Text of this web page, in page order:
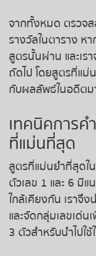
จากทั้งหมด ตรวจ
รางวัลในตาราง ห
สูตรนั้นผ่าน และเร
ถัดไป โดยสูตรที่แ
กับผลลัพธ์ในอดีตม
เทคนิคการ
ที่แม่นที่สุด
สูตรที่แม่นยำที่สุดใ
ตัวเลข 1 และ 6 มี
ใกล้เคียงกัน เราจึ
และจัดกลุ่มเลขเด่
3 ตัวสำหรับนำไป